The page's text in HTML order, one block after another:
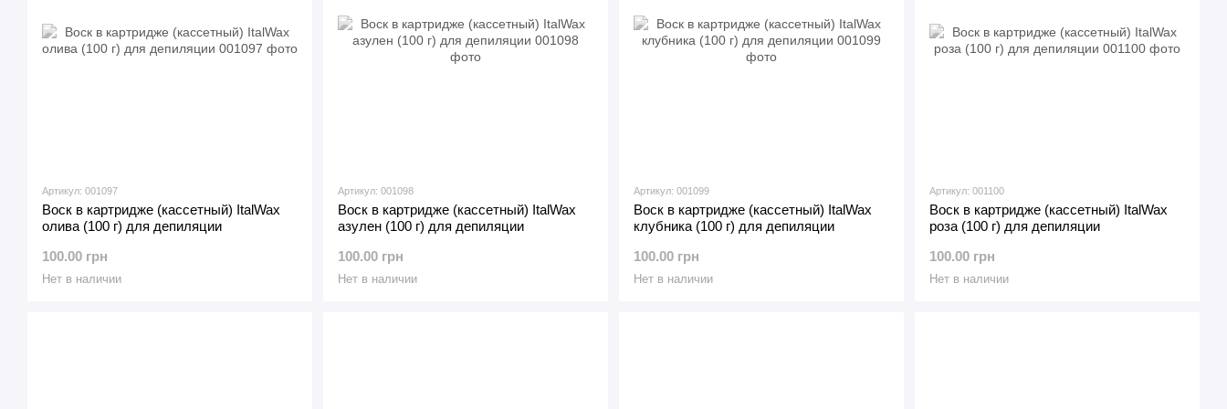
Артикул: 001097
Воск в картридже (кассетный) ItalWax
олива (100 г) для депиляции
100.00 грн
Нет в наличии
Артикул: 001098
Воск в картридже (кассетный) ItalWax
азулен (100 г) для депиляции
100.00 грн
Нет в наличии
Артикул: 001099
Воск в картридже (кассетный) ItalWax
клубника (100 г) для депиляции
100.00 грн
Нет в наличии
Артикул: 001100
Воск в картридже (кассетный) ItalWax
роза (100 г) для депиляции
100.00 грн
Нет в наличии